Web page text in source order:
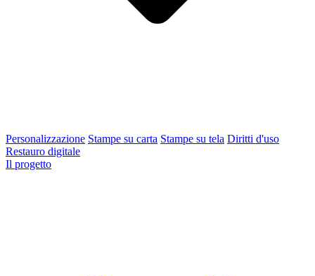
Personalizzazione Stampe su carta Stampe su tela Diritti d'uso
Restauro digitale
Il progetto